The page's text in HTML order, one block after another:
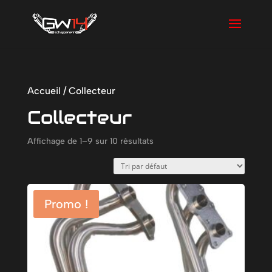
Accueil / Collecteur
Collecteur
Affichage de 1–9 sur 10 résultats
Promo !